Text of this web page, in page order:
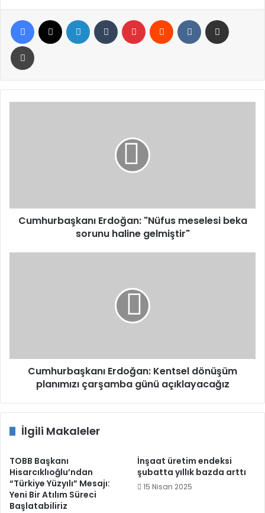
Facebook LinkedIn Tumblr Pinterest Reddit VKontakte
Yazdır
Cumhurbaşkanı Erdoğan: "Nüfus meselesi beka
sorunu haline gelmiştir"
Cumhurbaşkanı Erdoğan: Kentsel dönüşüm
planımızı çarşamba günü açıklayacağız
İlgili Makaleler
TOBB Başkanı
Hisarcıklıoğlu’ndan
“Türkiye Yüzyılı” Mesajı:
Yeni Bir Atılım Süreci
Başlatabiliriz
İnşaat üretim endeksi
şubatta yıllık bazda arttı
15 Nisan 2025